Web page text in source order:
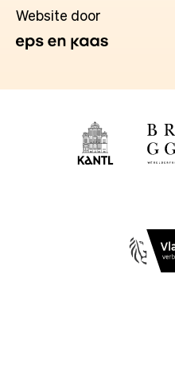
Website door